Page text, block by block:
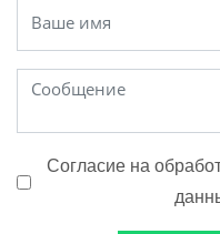
Согласие на